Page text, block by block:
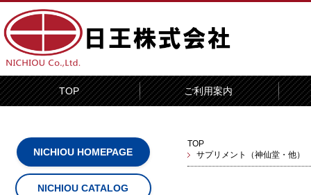
TOP ご利用案内
TOP
サプリメント（神仙堂・他）
NICHIOU HOMEPAGE
NICHIOU CATALOG